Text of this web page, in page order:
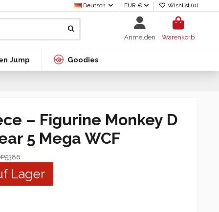
Deutsch EUR € Wishlist (0)
Anmelden Warenkorb
Jump Goodies
– Figurine Monkey D
5 Mega WCF
Lager